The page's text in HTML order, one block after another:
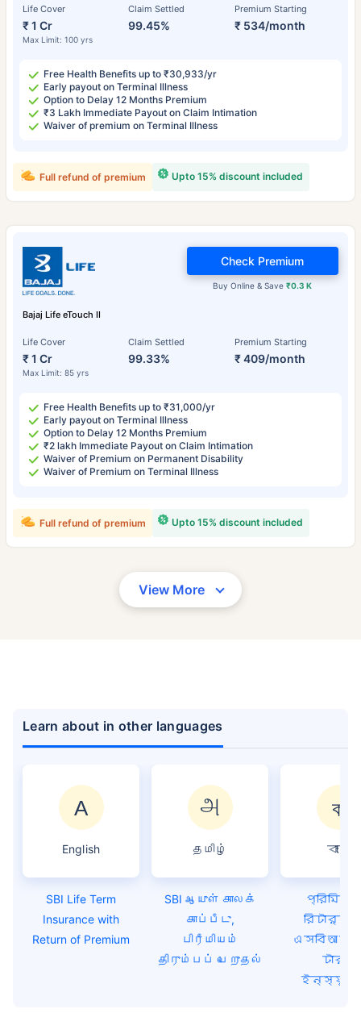
Life Cover
₹ 1 Cr
Max Limit: 100 yrs
Claim Settled
99.45%
Premium Starting
₹ 534/month
Free Health Benefits up to ₹30,933/yr
Early payout on Terminal Illness
Option to Delay 12 Months Premium
₹3 Lakh Immediate Payout on Claim Intimation
Waiver of premium on Terminal Illness
Upto 15% discount included
Full refund of premium
Bajaj Life eTouch II
Life Cover
₹ 1 Cr
Max Limit: 85 yrs
Claim Settled
99.33%
Premium Starting
₹ 409/month
Buy Online & Save₹0.3 K
Check Premium
Free Health Benefits up to ₹31,000/yr
Early payout on Terminal Illness
Option to Delay 12 Months Premium
₹2 lakh Immediate Payout on Claim Intimation
Waiver of Premium on Permanent Disability
Waiver of Premium on Terminal Illness
Upto 15% discount included
Full refund of premium
View More
Learn about in other languages
English
SBI Life Term
Insurance with
Return of Premium
தமிழ்
SBI ஆயுள் காலக்
காப்பீடு,
பிரீமியம்
திரும்பப் பெறுதல்
বাংলা
রিটার্ন
এসবিআই
টার্ম